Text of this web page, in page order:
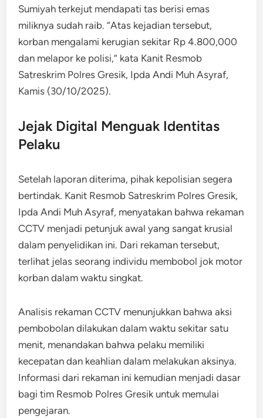
Sumiyah terkejut mendapati tas berisi emas
miliknya sudah raib. “Atas kejadian tersebut,
korban mengalami kerugian sekitar Rp 4.800,000
dan melapor ke polisi,” kata Kanit Resmob
Satreskrim Polres Gresik, Ipda Andi Muh Asyraf,
Kamis (30/10/2025).
Jejak Digital Menguak Identitas
Pelaku
Setelah laporan diterima, pihak kepolisian segera
bertindak. Kanit Resmob Satreskrim Polres Gresik,
Ipda Andi Muh Asyraf, menyatakan bahwa rekaman
CCTV menjadi petunjuk awal yang sangat krusial
dalam penyelidikan ini. Dari rekaman tersebut,
terlihat jelas seorang individu membobol jok motor
korban dalam waktu singkat.
Analisis rekaman CCTV menunjukkan bahwa aksi
pembobolan dilakukan dalam waktu sekitar satu
menit, menandakan bahwa pelaku memiliki
kecepatan dan keahlian dalam melakukan aksinya.
Informasi dari rekaman ini kemudian menjadi dasar
bagi tim Resmob Polres Gresik untuk memulai
pengejaran.